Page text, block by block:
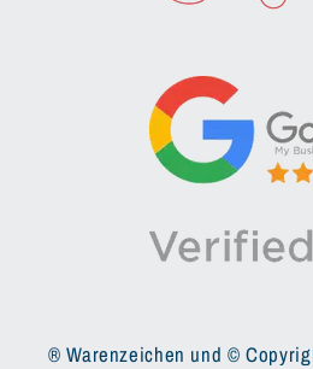
® Warenzeichen und ©